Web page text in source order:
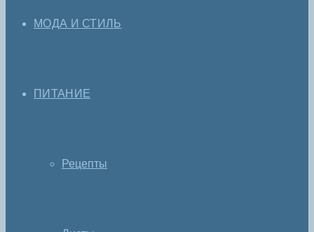
МОДА И СТИЛЬ
ПИТАНИЕ
Рецепты